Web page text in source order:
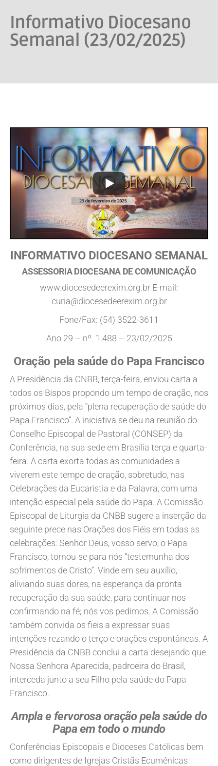
Informativo Diocesano
Semanal (23/02/2025)
INFORMATIVO DIOCESANO SEMANAL
ASSESSORIA DIOCESANA DE COMUNICAÇÃO
www.diocesedeerexim.org.br E-mail:
curia@diocesedeerexim.org.br
Fone/Fax: (54) 3522-3611
Ano 29 – nº. 1.488 – 23/02/2025
Oração pela saúde do Papa Francisco
A Presidência da CNBB, terça-feira, enviou carta a
todos os Bispos propondo um tempo de oração, nos
próximos dias, pela “plena recuperação de saúde do
Papa Francisco”. A iniciativa se deu na reunião do
Conselho Episcopal de Pastoral (CONSEP) da
Conferência, na sua sede em Brasília terça e quarta-
feira. A carta exorta todas as comunidades a
viverem este tempo de oração, sobretudo, nas
Celebrações da Eucaristia e da Palavra, com uma
intenção especial pela saúde do Papa. A Comissão
Episcopal de Liturgia da CNBB sugere a inserção da
seguinte prece nas Orações dos Fiéis em todas as
celebrações: Senhor Deus, vosso servo, o Papa
Francisco, tornou-se para nós “testemunha dos
sofrimentos de Cristo”. Vinde em seu auxílio,
aliviando suas dores, na esperança da pronta
recuperação da sua saúde, para continuar nos
confirmando na fé; nós vos pedimos. A Comissão
também convida os fieis a expressar suas
intenções rezando o terço e orações espontâneas. A
Presidência da CNBB conclui a carta desejando que
Nossa Senhora Aparecida, padroeira do Brasil,
interceda junto a seu Filho pela saúde do Papa
Francisco.
Ampla e fervorosa oração pela saúde do
Papa em todo o mundo
Conferências Episcopais e Dioceses Católicas bem
como dirigentes de Igrejas Cristãs Ecumênicas